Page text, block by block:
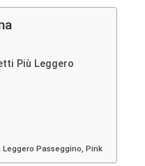
Più Leggero
Passeggino, Pink